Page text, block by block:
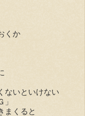
くか
ないといけない
まくると